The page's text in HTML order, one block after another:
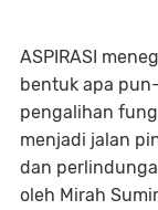
ASPIRASI
bentuk apa
pengalihan
menjadi jalan
dan
oleh Mirah